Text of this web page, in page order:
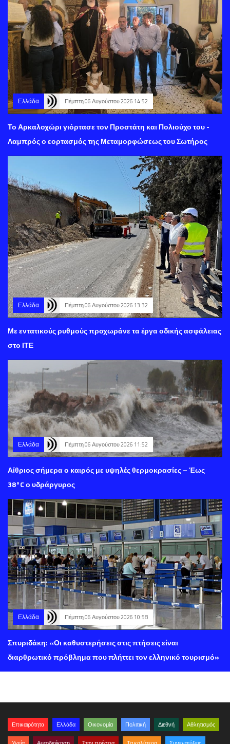
Ελλάδα Πέμπτη 06 Αυγούστου 2026 14:52
Το Αρκαλοχώρι γιόρτασε τον Προστάτη και Πολιούχο του -
Λαμπρός ο εορτασμός της Μεταμορφώσεως του Σωτήρος
Ελλάδα Πέμπτη 06 Αυγούστου 2026 13:32
Με εντατικούς ρυθμούς προχωράνε τα έργα οδικής ασφάλειας
στο ΙΤΕ
Ελλάδα Πέμπτη 06 Αυγούστου 2026 11:52
Αίθριος σήμερα ο καιρός με υψηλές θερμοκρασίες – Έως
38°C ο υδράργυρος
Ελλάδα Πέμπτη 06 Αυγούστου 2026 10:58
Σπυριδάκη: «Οι καθυστερήσεις στις πτήσεις είναι
διαρθρωτικό πρόβλημα που πλήττει τον ελληνικό τουρισμό»
Επικαιρότητα Ελλάδα Οικονομία Πολιτική Διεθνή Αθλητισμός